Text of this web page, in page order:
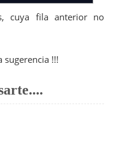
cuya fila anterior no
sugerencia !!!